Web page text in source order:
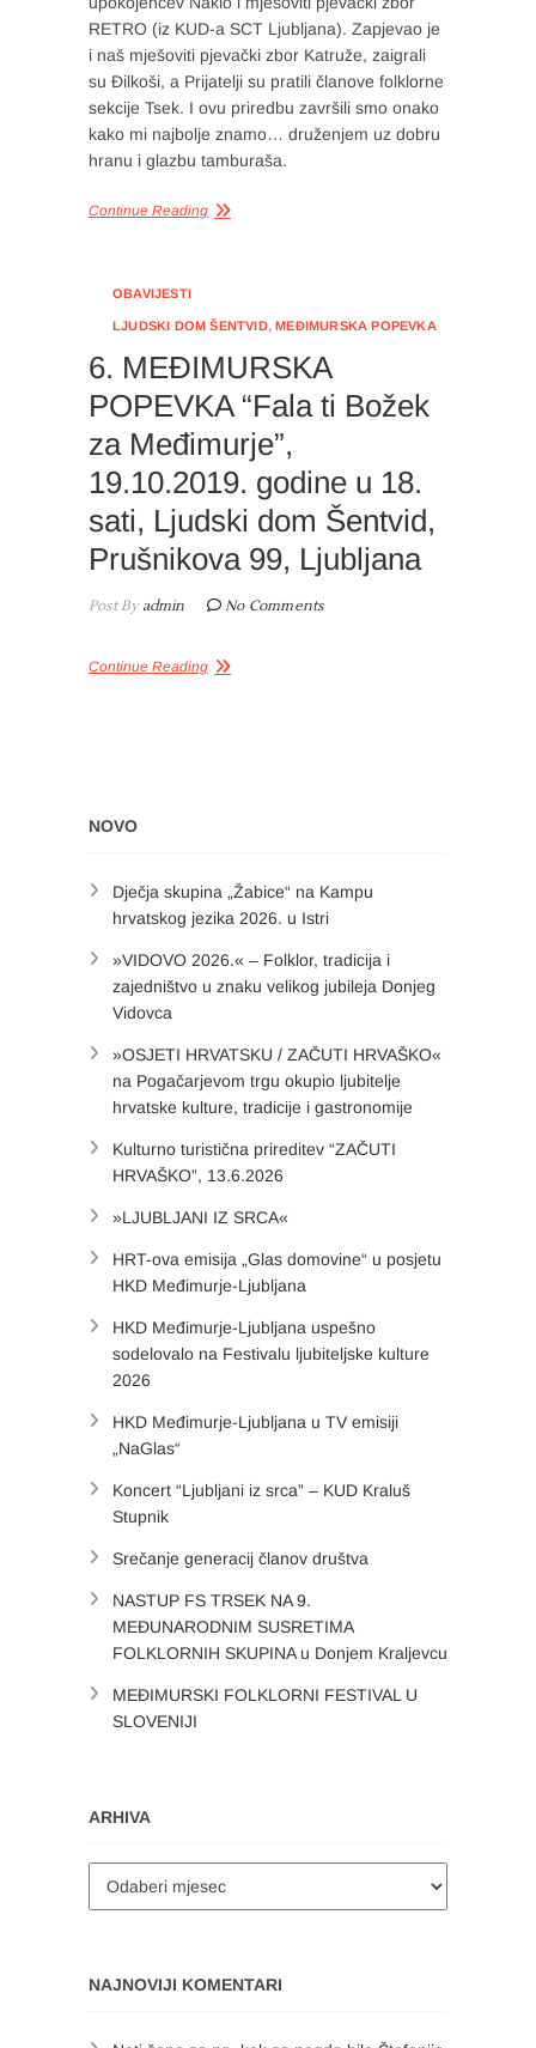
RETRO (iz KUD-a SCT Ljubljana). Zapjevao je
i naš mješoviti pjevački zbor Katruže, zaigrali
su Đilkoši, a Prijatelji su pratili članove folklorne
sekcije Tsek. I ovu priredbu završili smo onako
kako mi najbolje znamo… druženjem uz dobru
hranu i glazbu tamburaša.
Continue Reading
OBAVIJESTI
LJUDSKI DOM ŠENTVID,MEĐIMURSKA POPEVKA
6. MEĐIMURSKA
POPEVKA “Fala ti Božek
za Međimurje”,
19.10.2019. godine u 18.
sati, Ljudski dom Šentvid,
Prušnikova 99, Ljubljana
Post Byadmin No Comments
Continue Reading
NOVO
Dječja skupina „Žabice“ na Kampu
hrvatskog jezika 2026. u Istri
»VIDOVO 2026.« – Folklor, tradicija i
zajedništvo u znaku velikog jubileja Donjeg
Vidovca
»OSJETI HRVATSKU / ZAČUTI HRVAŠKO«
na Pogačarjevom trgu okupio ljubitelje
hrvatske kulture, tradicije i gastronomije
Kulturno turistična prireditev “ZAČUTI
HRVAŠKO”, 13.6.2026
»LJUBLJANI IZ SRCA«
HRT-ova emisija „Glas domovine“ u posjetu
HKD Međimurje-Ljubljana
HKD Međimurje-Ljubljana uspešno
sodelovalo na Festivalu ljubiteljske kulture
2026
HKD Međimurje-Ljubljana u TV emisiji
„NaGlas“
Koncert “Ljubljani iz srca” – KUD Kraluš
Stupnik
Srečanje generacij članov društva
NASTUP FS TRSEK NA 9.
MEĐUNARODNIM SUSRETIMA
FOLKLORNIH SKUPINA u Donjem Kraljevcu
MEĐIMURSKI FOLKLORNI FESTIVAL U
SLOVENIJI
ARHIVA
NAJNOVIJI KOMENTARI